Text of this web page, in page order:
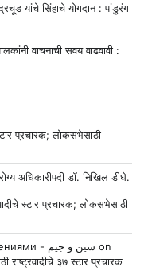
यांचे सिंहाचे योगदान : पांडुरंग
वाचनाची सवय वाढवावी :
प्रचारक; लोकसभेसाठी
अधिकारीपदी डॉ. निखिल डीघे.
स्टार प्रचारक; लोकसभेसाठी
Интересный текст с обширными сведениями - سين و جيم on
राष्ट्रवादीचे ३७ स्टार प्रचारक